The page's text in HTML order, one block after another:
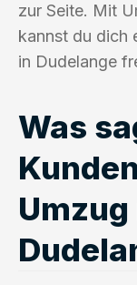
zur Seite. Mit
kannst du dich
in Dudelange
Was